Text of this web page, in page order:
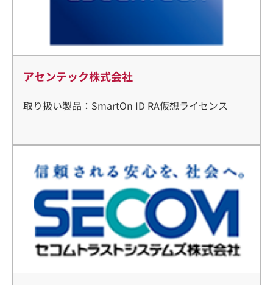
アセンテック株式会社
取り扱い製品：SmartOn ID RA仮想ライセンス